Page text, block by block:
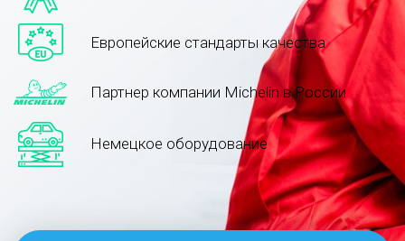
Европейские стандарты качества
Партнер компании Michelin в России
Немецкое оборудование